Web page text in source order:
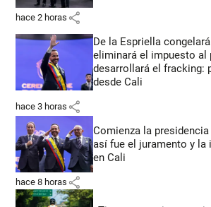
hace 2 horas share
De la Espriella
eliminará el impuesto al
desarrollará el fracking:
desde Cali
hace 3 horas share
Comienza la
así fue el juramento y la
en Cali
hace 8 horas share